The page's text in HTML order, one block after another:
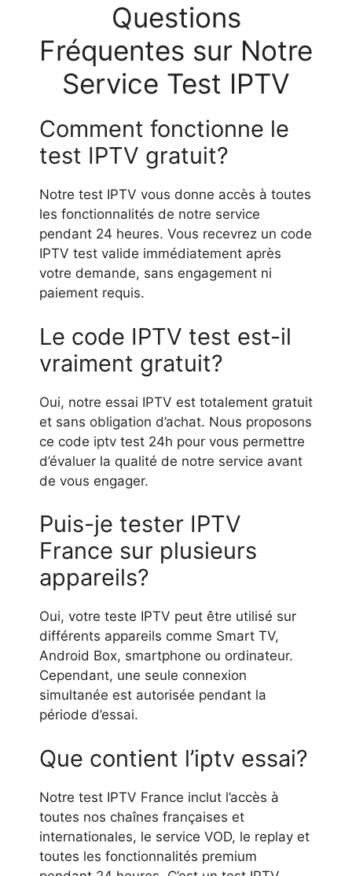
Questions
Fréquentes sur Notre
Service Test IPTV
Comment fonctionne le
test IPTV gratuit?
Notre test IPTV vous donne accès à toutes
les fonctionnalités de notre service
pendant 24 heures. Vous recevrez un code
IPTV test valide immédiatement après
votre demande, sans engagement ni
paiement requis.
Le code IPTV test est-il
vraiment gratuit?
Oui, notre essai IPTV est totalement gratuit
et sans obligation d’achat. Nous proposons
ce code iptv test 24h pour vous permettre
d’évaluer la qualité de notre service avant
de vous engager.
Puis-je tester IPTV
France sur plusieurs
appareils?
Oui, votre teste IPTV peut être utilisé sur
différents appareils comme Smart TV,
Android Box, smartphone ou ordinateur.
Cependant, une seule connexion
simultanée est autorisée pendant la
période d’essai.
Que contient l’iptv essai?
Notre test IPTV France inclut l’accès à
toutes nos chaînes françaises et
internationales, le service VOD, le replay et
toutes les fonctionnalités premium